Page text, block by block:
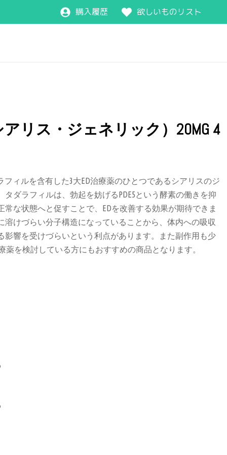
購入履歴 欲しいものリスト
リス・ジェネリック）20MG 4
フィルを含有した3大ED治療薬のひとつであるシアリスのジ
タダラフィルは、勃起を妨げるPDE5 という酵素の働きを抑
な状態へと促すことで、 EDを改善する効果が期待できま
溶けづらい分子構造になっていることから、体内への吸収
影響を受けづらいという利点があります。また副作用も少
薬を検討している方にもおすすめの商品となります。